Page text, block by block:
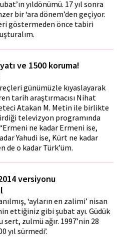
yıldönümü. 17 yıl sonra
bir ‘ara dönem’den geçiyor.
göstermeden önce tabiri
ve 1500 koruma!
günümüzle kıyaslayarak
tarih araştırmacısı Nihat
Atakan M. Metin ile birlikte
televizyon programında
ne kadar Ermeni ise,
Yahudi ise, Kürt ne kadar
de o kadar Türk’üm.
versiyonu
‘ayların en zalimi’ nisan
ettiğiniz gibi şubat ayı. Güdük
sert, zulmü ağır. 1997’nin 28
yıl sürmedi’.